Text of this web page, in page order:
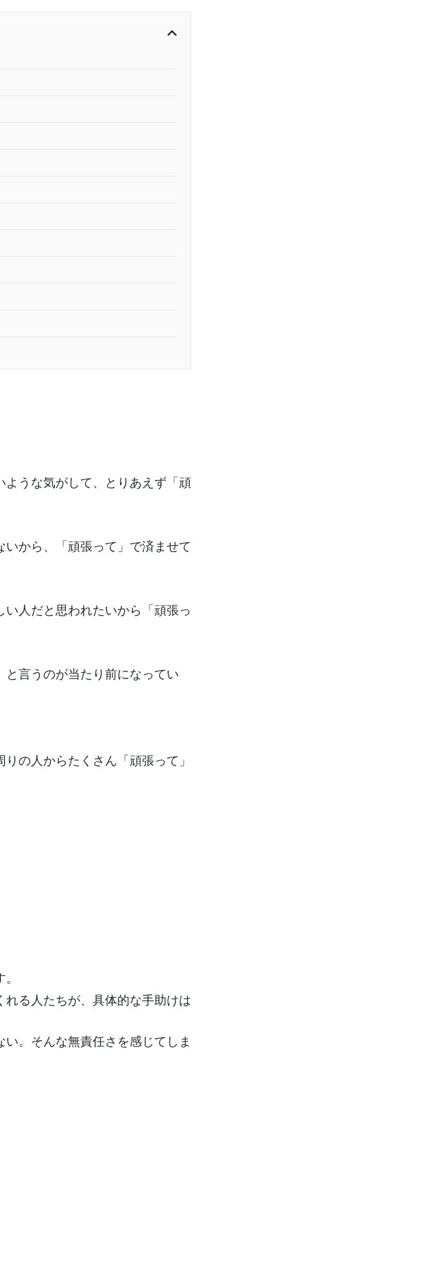
うな気がして、とりあえず「頑
から、「頑張って」で済ませて
人だと思われたいから「頑張っ
言うのが当たり前になってい
の人からたくさん「頑張って」
る人たちが、具体的な手助けは
い。そんな無責任さを感じてしま